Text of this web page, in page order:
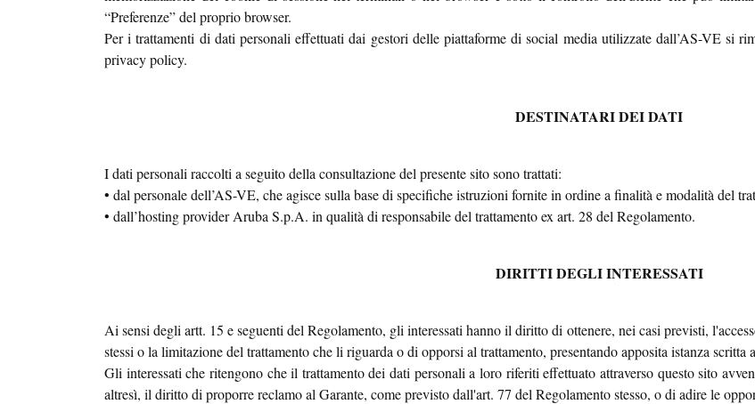
“Preferenze” del proprio browser.
Per i trattamenti di dati personali effettuati dai gestori delle piattaforme di social media utilizzate dall’AS-VE si
privacy policy.
DESTINATARI DEI DATI
I dati personali raccolti a seguito della consultazione del presente sito sono trattati:
• dal personale dell’AS-VE, che agisce sulla base di specifiche istruzioni fornite in ordine a finalità e modalità del
• dall’hosting provider Aruba S.p.A. in qualità di responsabile del trattamento ex art. 28 del Regolamento.
DIRITTI DEGLI INTERESSATI
Ai sensi degli artt. 15 e seguenti del Regolamento, gli interessati hanno il diritto di ottenere, nei casi previsti,
stessi o la limitazione del trattamento che li riguarda o di opporsi al trattamento, presentando apposita istanza scritta
Gli interessati che ritengono che il trattamento dei dati personali a loro riferiti effettuato attraverso questo sito
altresì, il diritto di proporre reclamo al Garante, come previsto dall'art. 77 del Regolamento stesso, o di adire le